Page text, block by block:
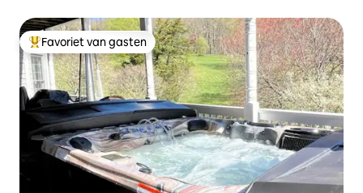
Topfavoriet van gasten
Favoriet van gasten